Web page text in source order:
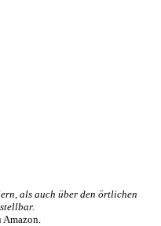
als auch über den örtlichen